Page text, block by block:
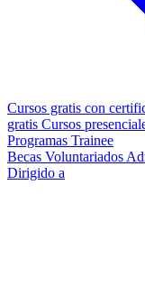
Cursos gratis con
gratis Cursos
Programas Trainee
Becas Voluntariados
Dirigido a